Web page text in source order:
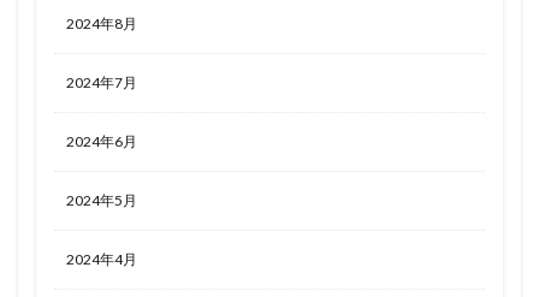
2024年8月
2024年7月
2024年6月
2024年5月
2024年4月